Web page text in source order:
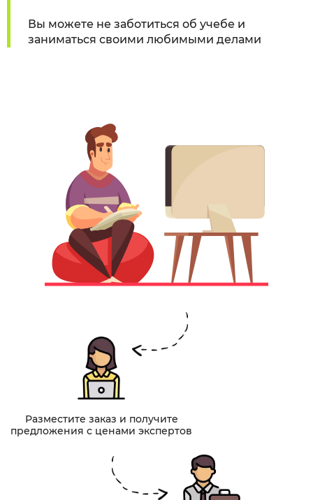
Вы можете не заботиться об учебе и
заниматься своими любимыми делами
Разместите заказ и получите
предложения с ценами экспертов